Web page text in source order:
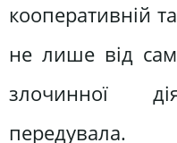
кооперативній
не лише від
злочинної
передувала.